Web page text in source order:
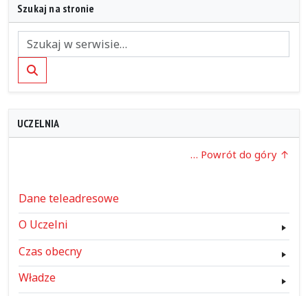
Szukaj na stronie
Szukaj
UCZELNIA
… Powrót do góry
Dane teleadresowe
O Uczelni
Czas obecny
Władze